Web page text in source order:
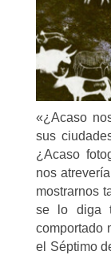
«¿Acaso
sus
¿Acaso
nos
mostrarnos
se lo diga
comportado
el Séptimo